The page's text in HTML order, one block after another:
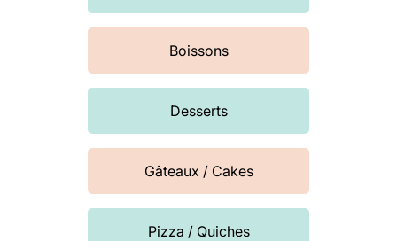
Boissons
Desserts
Gâteaux / Cakes
Pizza / Quiches